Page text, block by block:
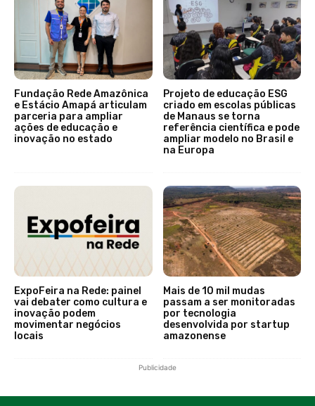
Fundação Rede Amazônica
e Estácio Amapá articulam
parceria para ampliar
ações de educação e
inovação no estado
Projeto de educação ESG
criado em escolas públicas
de Manaus se torna
referência científica e pode
ampliar modelo no Brasil e
na Europa
ExpoFeira na Rede: painel
vai debater como cultura e
inovação podem
movimentar negócios
locais
Mais de 10 mil mudas
passam a ser monitoradas
por tecnologia
desenvolvida por startup
amazonense
Publicidade